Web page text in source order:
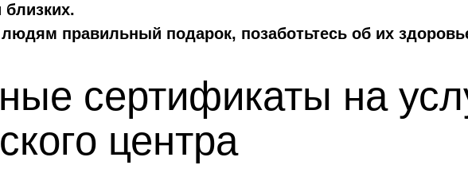
правильный подарок, позаботьтесь об их
сертификаты на
центра